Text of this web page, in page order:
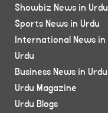
Showbiz News in Urdu
Sports News in Urdu
International News in
Urdu
Business News in Urdu
Urdu Magazine
Urdu Blogs